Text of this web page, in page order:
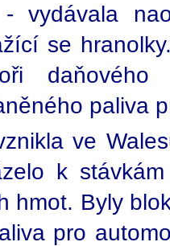
vydávala
se
paliva
ve
k
hmot. Byly
pro